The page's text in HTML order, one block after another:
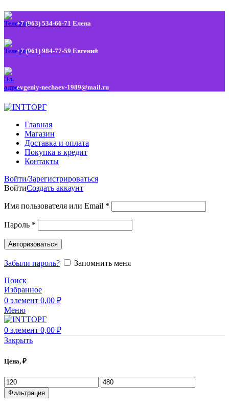
+7 (963) 534-66-71 Елена
+7 (961) 984-77-59 Евгений
evgeniy-nechaev-1989@mail.ru
Главная
Магазин
Доставка и оплата
Покупка в кредит
Контакты
Войти/Зарегистрироваться
ВойтиСоздать аккаунт
Имя пользователя или Email *
Пароль *
Авторизоваться
Забыли пароль?
Запомнить меня
Поиск
Избранное
0 элемент 0,00 ₽
Меню
0 элемент 0,00 ₽
Закрыть
Цена, ₽
Фильтрация